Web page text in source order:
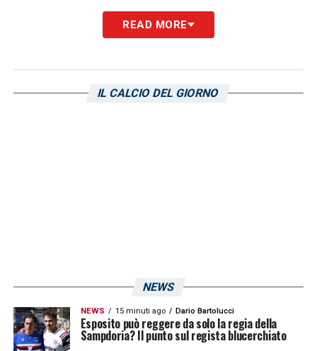
accettare. Dice bene che non ha guardato
alle categorie, perché lui grande esperienza
lui. Se avesse aspettato un po’, forse
LA PLAYLIST DELLE NOSTRE TOP NEWS
READ MORE
IL CALCIO DEL GIORNO
NEWS
NEWS 15 minuti ago Dario Bartolucci
Esposito può reggere da solo la regia della
Sampdoria? Il punto sul regista blucerchiato